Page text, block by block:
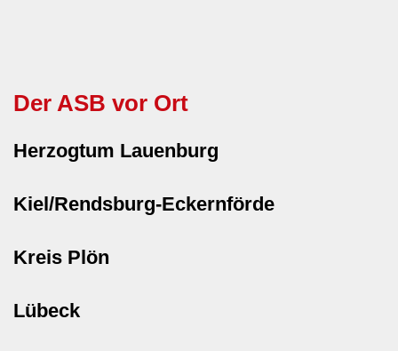
Der ASB vor Ort
Herzogtum Lauenburg
Kiel/Rendsburg-Eckernförde
Kreis Plön
Lübeck